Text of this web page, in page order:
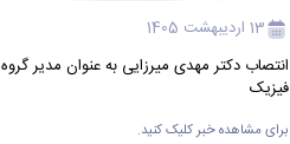
13 اردیبهشت 1405
انتصاب دکتر مهدی میرزایی به عنوان مدیر گروه
فیزیک
برای مشاهده خبر کلیک کنید.